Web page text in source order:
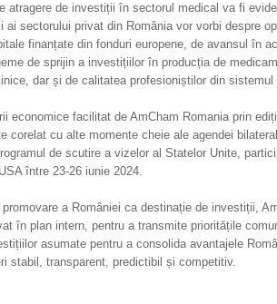
atragere de investiții în sectorul medical va fi
ai sectorului privat din România vor vorbi despre
finanțate din fonduri europene, de avansul în
de sprijin a investițiilor în producția de
dar și de calitatea profesioniștilor din sistemul
economice facilitat de AmCham Romania prin
corelat cu alte momente cheie ale agendei
de scutire a vizelor al Statelor Unite,
între 23-26 iunie 2024.
a României ca destinație de investiții,
în plan intern, pentru a transmite prioritățile
asumate pentru a consolida avantajele
stabil, transparent, predictibil și competitiv.